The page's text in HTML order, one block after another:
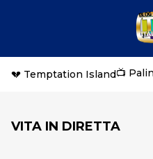
💔 Temptation Island📺
VITA IN DIRETTA